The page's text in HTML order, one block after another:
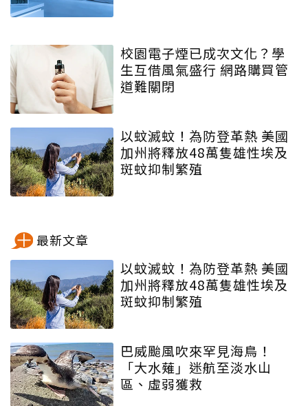
校園電子煙已成次文化？學
生互借風氣盛行 網路購買管
道難關閉
以蚊滅蚊！為防登革熱 美國
加州將釋放48萬隻雄性埃及
斑蚊抑制繁殖
最新文章
以蚊滅蚊！為防登革熱 美國
加州將釋放48萬隻雄性埃及
斑蚊抑制繁殖
巴威颱風吹來罕見海鳥！
「大水薙」迷航至淡水山
區、虛弱獲救